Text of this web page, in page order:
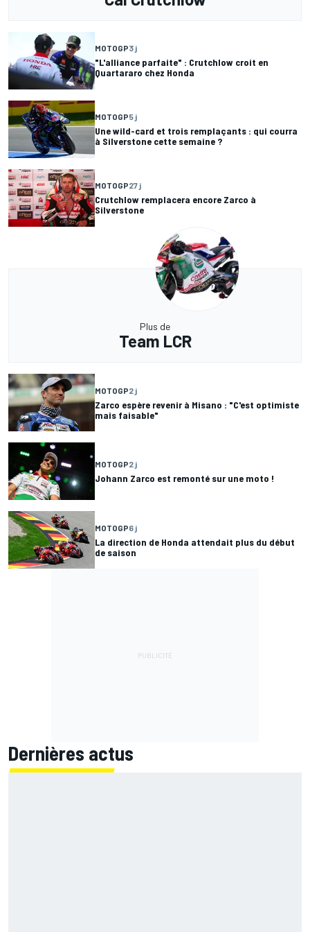
MOTOGP3 j
"L'alliance parfaite" : Crutchlow croit en
Quartararo chez Honda
MOTOGP5 j
Une wild-card et trois remplaçants : qui courra
à Silverstone cette semaine ?
MOTOGP27 j
Crutchlow remplacera encore Zarco à
Silverstone
Plus de
Team LCR
MOTOGP2 j
Zarco espère revenir à Misano : "C'est optimiste
mais faisable"
MOTOGP2 j
Johann Zarco est remonté sur une moto !
MOTOGP6 j
La direction de Honda attendait plus du début
de saison
Dernières actus